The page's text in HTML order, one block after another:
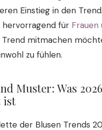
Einstieg in den
hervorragend für Frauen
Trend mitmachen
zu fühlen.
Muster: Was 2026
ist
der Blusen Trends